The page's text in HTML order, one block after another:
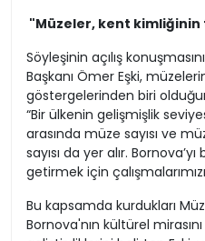
"Müzeler, kent kimliğinin
Söyleşinin açılış
Başkanı Ömer Eşki,
göstergelerinden biri
“Bir ülkenin gelişmişlik
arasında müze sayısı ve
sayısı da yer alır.
getirmek için
Bu kapsamda kurdukları
Bornova'nın kültürel